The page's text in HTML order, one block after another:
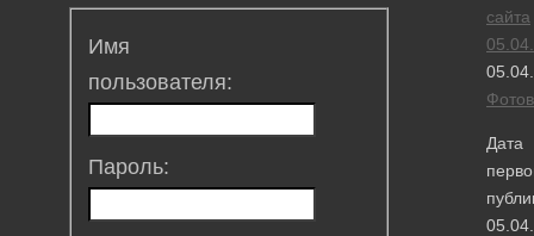
сайта
Дата
Имя
пользователя:
Пароль: